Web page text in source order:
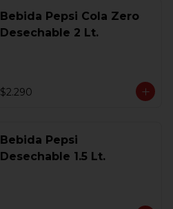
Bebida Pepsi Cola Zero
Desechable 2 Lt.
$2.290
Bebida Pepsi
Desechable 1.5 Lt.